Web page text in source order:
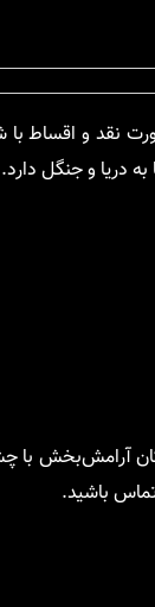
آرامش‌بخش با
باشید.